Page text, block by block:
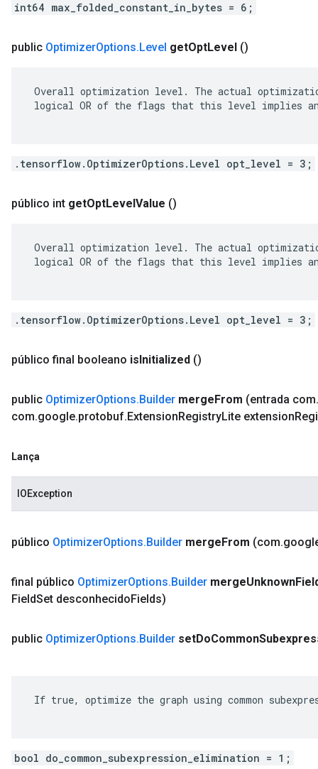
int64 max_folded_constant_in_bytes = 6;
public OptimizerOptions.Level getOptLevel ()
Overall optimization level. The actual
logical OR of the flags that this level implies
.tensorflow.OptimizerOptions.Level opt_level = 3;
público int getOptLevelValue ()
Overall optimization level. The actual
logical OR of the flags that this level implies
.tensorflow.OptimizerOptions.Level opt_level = 3;
público final booleano isInitialized ()
public OptimizerOptions.Builder mergeFrom (entrada com.
com.google.protobuf.ExtensionRegistryLite extension
Lança
IOException
público OptimizerOptions.Builder mergeFrom (com.
final público OptimizerOptions.Builder mergeUnknown
FieldSet desconhecidoFields)
public OptimizerOptions.Builder setDoCommon
If true, optimize the graph using common
bool do_common_subexpression_elimination = 1;